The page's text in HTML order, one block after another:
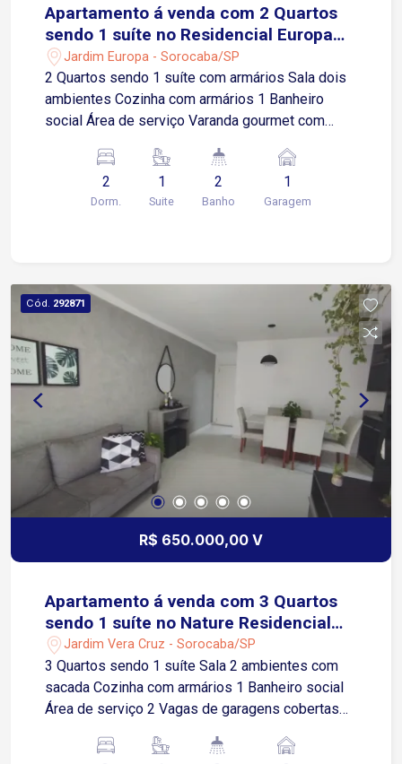
Apartamento á venda com 2 Quartos
sendo 1 suíte no Residencial Europa
Tower em Sorocaba-SP
Jardim Europa - Sorocaba/SP
2 Quartos sendo 1 suíte com armários Sala dois
ambientes Cozinha com armários 1 Banheiro
social Área de serviço Varanda gourmet com
condomínio oferece ampla área de lazer e total
segurança aos moradores. Localizado entre a
Avenida General Carneiro e Washington Luiz, com
2
Dorm.
1
Suite
2
Banho
1
Garagem
Cód. 292871
R$ 650.000,00 V
Apartamento á venda com 3 Quartos
sendo 1 suíte no Nature Residencial
Clube em Sorocaba-SP
Jardim Vera Cruz - Sorocaba/SP
3 Quartos sendo 1 suíte Sala 2 ambientes com
sacada Cozinha com armários 1 Banheiro social
Área de serviço 2 Vagas de garagens cobertas
Portaria 24h 3 salões de festas Salão de jogos